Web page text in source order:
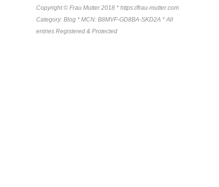
Copyright © Frau Mutter 2018 * https://frau-mutter.com
Category: Blog * MCN: B8MVF-GD8BA-SKD2A * All
entries Registered & Protected